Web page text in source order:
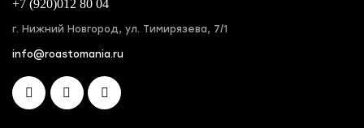
+7 (920)012 80 04
г. Нижний Новгород, ул. Тимирязева, 7/1
info@roastomania.ru